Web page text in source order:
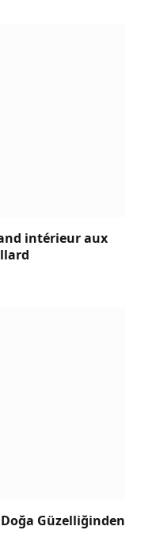
intérieur aux
Güzelliğinden